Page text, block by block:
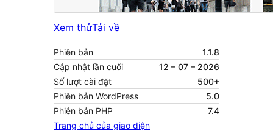
Xem thửTải về
Phiên bản
1.1.8
Cập nhật lần cuối
12 – 07 – 2026
Số lượt cài đặt
500+
Phiên bản WordPress
5.0
Phiên bản PHP
7.4
Trang chủ của giao diện